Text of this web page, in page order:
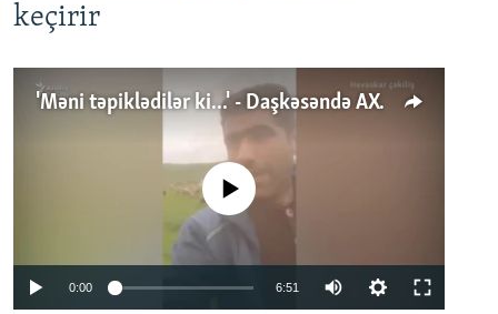
keçirir
'Məni təpiklədilər ki...' - Daşkəsəndə AXCP fəalının yaxınları onun həbsinə etiraz edirlər
No media source currently available
0:00 6:51